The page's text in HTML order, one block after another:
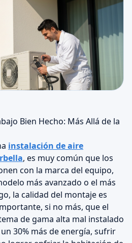
Bien Hecho: Más Allá de la
instalación de aire
, es muy común que los
con la marca del equipo,
más avanzado o el más
la calidad del montaje es
si no más, que el
de gama alta mal instalado
30% más de energía, sufrir